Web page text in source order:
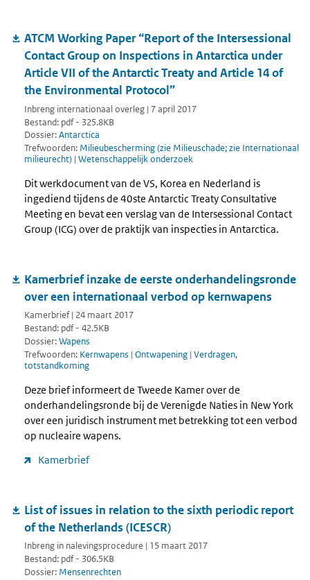
ATCM Working Paper “Report of the Intersessional
Contact Group on Inspections in Antarctica under
Article VII of the Antarctic Treaty and Article 14 of
the Environmental Protocol”
Inbreng internationaal overleg | 7 april 2017
Bestand: pdf - 325.8KB
Dossier:Antarctica
Trefwoorden: Milieubescherming (zie Milieuschade; zie Internationaal
milieurecht) | Wetenschappelijk onderzoek
Dit werkdocument van de VS, Korea en Nederland is
ingediend tijdens de 40ste Antarctic Treaty Consultative
Meeting en bevat een verslag van de Intersessional Contact
Group (ICG) over de praktijk van inspecties in Antarctica.
Kamerbrief inzake de eerste onderhandelingsronde
over een internationaal verbod op kernwapens
Kamerbrief | 24 maart 2017
Bestand: pdf - 42.5KB
Dossier:Wapens
Trefwoorden: Kernwapens | Ontwapening | Verdragen,
totstandkoming
Deze brief informeert de Tweede Kamer over de
onderhandelingsronde bij de Verenigde Naties in New York
over een juridisch instrument met betrekking tot een verbod
op nucleaire wapens.
Kamerbrief
List of issues in relation to the sixth periodic report
of the Netherlands (ICESCR)
Inbreng in nalevingsprocedure | 15 maart 2017
Bestand: pdf - 306.5KB
Dossier: Mensenrechten